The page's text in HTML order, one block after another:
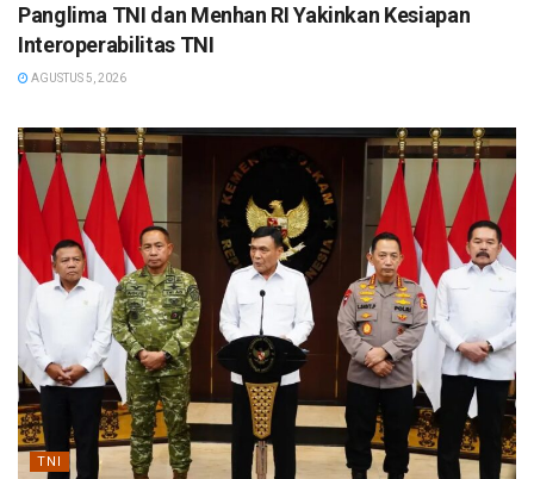
Panglima TNI dan Menhan RI Yakinkan Kesiapan
Interoperabilitas TNI
AGUSTUS 5, 2026
TNI